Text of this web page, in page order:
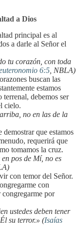
a Dios
principal es al
a darle al Señor el
tu corazón, con toda
6:5 , NBLA)
buscan las
estamos
debemos ser
cielo.
no en las de la
demostrar que estamos
requerirá que
tomamos la cruz.
pos de Mí, no es
con temor del Señor.
con
por
ustedes deben tener
su terror.» (Isaías